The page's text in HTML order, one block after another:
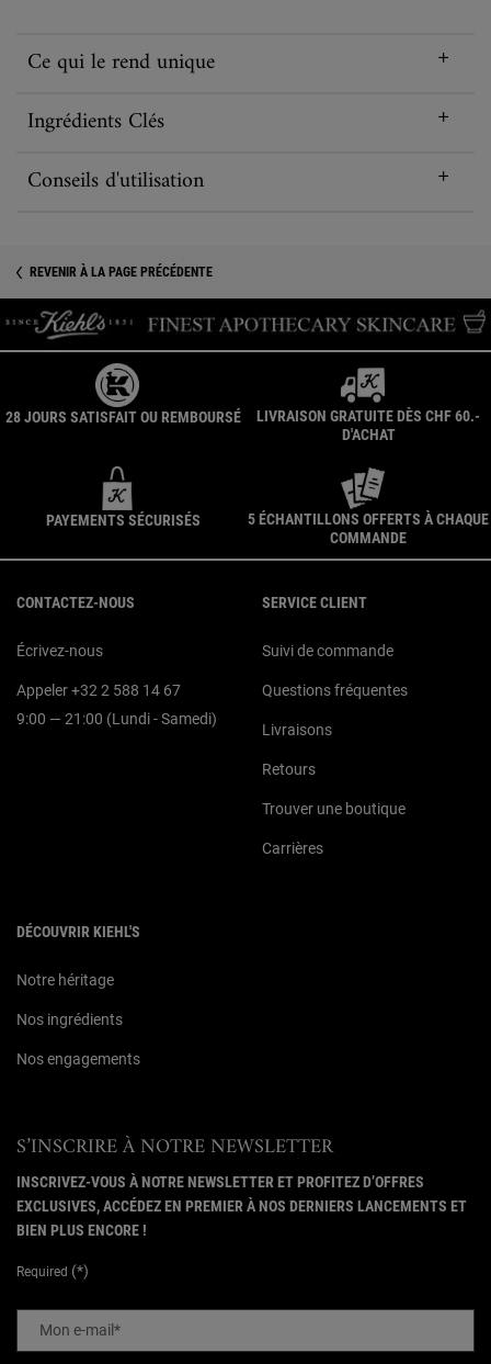
Ce qui le rend unique
Ingrédients Clés
Conseils d'utilisation
REVENIR À LA PAGE PRÉCÉDENTE
28 JOURS SATISFAIT OU REMBOURSÉ
LIVRAISON GRATUITE DÈS CHF 60.-
D'ACHAT
PAYEMENTS SÉCURISÉS
5 ÉCHANTILLONS OFFERTS À CHAQUE
COMMANDE
CONTACTEZ-NOUS
Écrivez-nous
Appeler +32 2 588 14 67
9:00 — 21:00 (Lundi - Samedi)
SERVICE CLIENT
Suivi de commande
Questions fréquentes
Livraisons
Retours
Trouver une boutique
Carrières
DÉCOUVRIR KIEHL'S
Notre héritage
Nos ingrédients
Nos engagements
S’INSCRIRE À NOTRE NEWSLETTER
INSCRIVEZ-VOUS À NOTRE NEWSLETTER ET PROFITEZ D’OFFRES
EXCLUSIVES, ACCÉDEZ EN PREMIER À NOS DERNIERS LANCEMENTS ET
BIEN PLUS ENCORE !
Required (*)
Mon e-mail*